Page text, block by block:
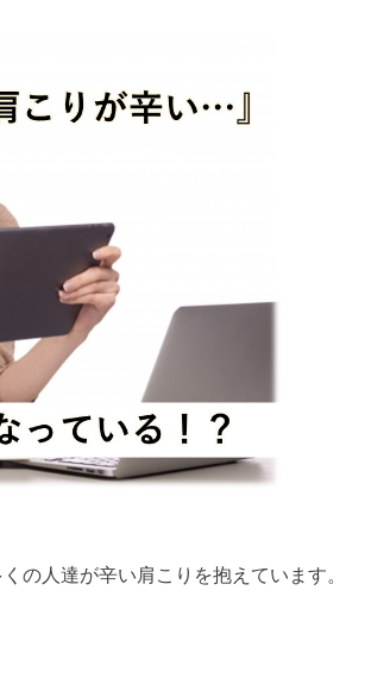
の人達が辛い肩こりを抱えています。